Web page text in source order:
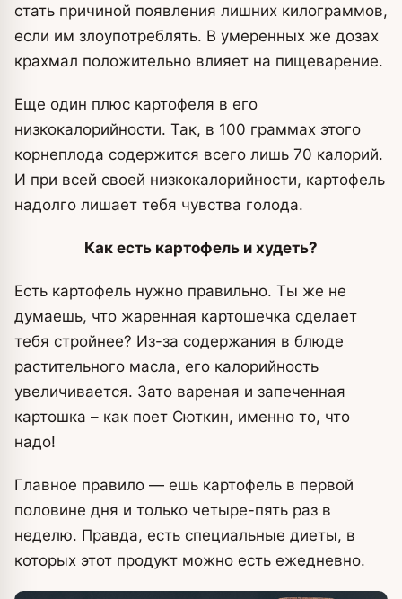
стать причиной появления лишних килограммов,
если им злоупотреблять. В умеренных же дозах
крахмал положительно влияет на пищеварение.
Еще один плюс картофеля в его
низкокалорийности. Так, в 100 граммах этого
корнеплода содержится всего лишь 70 калорий.
И при всей своей низкокалорийности, картофель
надолго лишает тебя чувства голода.
Как есть картофель и худеть?
Есть картофель нужно правильно. Ты же не
думаешь, что жаренная картошечка сделает
тебя стройнее? Из-за содержания в блюде
растительного масла, его калорийность
увеличивается. Зато вареная и запеченная
картошка – как поет Сюткин, именно то, что
надо!
Главное правило — ешь картофель в первой
половине дня и только четыре-пять раз в
неделю. Правда, есть специальные диеты, в
которых этот продукт можно есть ежедневно.